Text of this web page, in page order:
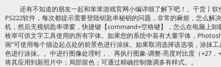
还有不知道的朋友一起和笨笨游戏官网小编详细了解下吧！。干货丨
PS222软件，每次都提示需要登陆钥匙串秘钥的问题，非常的麻烦，怎么解
机，然后无视钥匙串弹窗，快捷键【command+空格键】，怎么在电脑上
枚举可供文字工具使用的所有字体。如果您的系统中装有大量字体，
画”可使用每个描边起点处的前景色进行涂抹。如果取消选择该选项，涂抹
色进行涂抹。。中进行图像处理时，、再执行图象-调整-亮度对比度（+27
将其应用到新照片中；局部留色；可通过精确控制微调多有样式。。